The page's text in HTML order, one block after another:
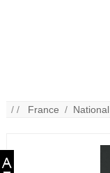
/ / France / National